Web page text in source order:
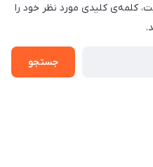
کلمه‌ی کلیدی مورد نظر خود را
جستجو